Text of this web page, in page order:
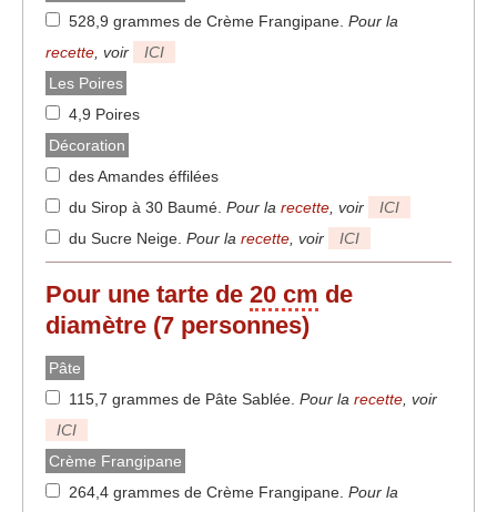
528,9 grammes de Crème Frangipane Pour la
recette , voir
ICI
Les Poires
4,9 Poires
Décoration
des Amandes éffilées
du Sirop à 30 Baumé Pour la recette , voir
ICI
du Sucre Neige Pour la recette , voir ICI
Pour une tarte de 20 cm de
diamètre (7 personnes)
Pâte
115,7 grammes de Pâte Sablée Pour la recette , voir
ICI
Crème Frangipane
264,4 grammes de Crème Frangipane Pour la